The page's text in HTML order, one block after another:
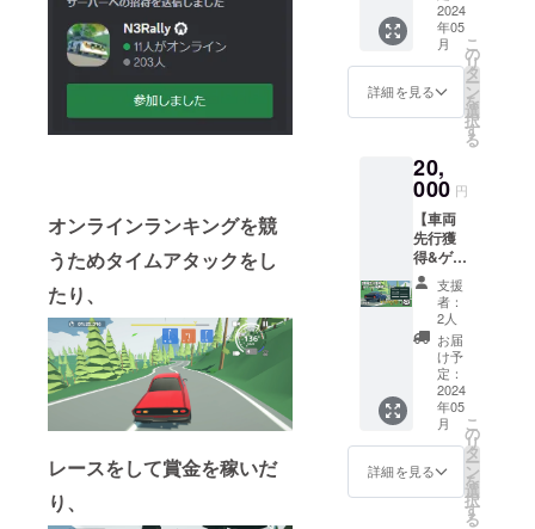
オンラインランキングを競
うためタイムアタックをし
たり、
レースをして賞金を稼いだ
り、
応を行
う場合
がござ
す。 そ
の際の
かねま
すので
予めご
了承く
ださ
い。 ・
公序良
俗に反
するな
ど、こ
ちらが
不適切
と判断
したも
の →掲
い場合
がござ
に「①
感謝
メッ
セー
ジ」を
レジッ
ト掲載
につい
て] 備考
欄に掲
載した
いお名
前をご
記入く
ださ
い。
(ニック
ネーム
可) ※掲
載は1ア
トにつ
き1名ま
「N3Ra
lly」の
サポー
ターと
してお
ト掲
載」い
たしま
す。 ・
CAMPF
IRE内
メッ
セージ
機能に
て、
2024年
5月以降
に「①
感謝
メッ
セー
ジ」を
はもら
えませ
ん！ご
注意く
ださ
い。 ・
2024年
に、
『FSZ(
仮名)』
という
「③車
両の先
行獲
得」が
できる
シリア
ルコー
ドがも
らえま
す。 ・
2024年
5～8月
頃実施
2024
年05
月
詳細を見る
こ
の
リ
タ
ー
ン
を
選
択
す
る
20,
000 円
【車両
先行獲
得&ゲー
ム内通
貨コー
スA】
・2024
年5月以
降に、
『FSZ(
仮名)』
という
「③車
両の先
行獲
得」が
支援
者：
2人
お届
け予
定：
2024
年05
月
詳細を見る
こ
の
リ
タ
ー
ン
を
選
択
す
る